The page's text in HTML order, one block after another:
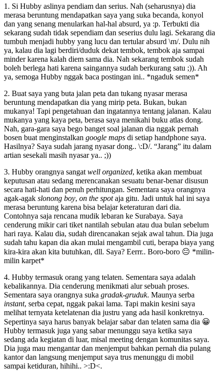
1. Si Hubby aslinya pendiam dan serius. Nah (seharusnya) dia
merasa beruntung mendapatkan saya yang suka becanda, konyol
dan yang senang menularkan hal-hal absurd, ya :p. Terbukti dia
sekarang sudah tidak sependiam dan seserius dulu lagi. Sekarang dia
tumbuh menjadi hubby yang lucu dan tertular absurd \m/. Dulu nih
ya, kalau dia lagi berdiri/duduk dekat tembok, tembok aja sampai
minder karena kalah diem sama dia. Nah sekarang tembok sudah
boleh berlega hati karena saingannya sudah berkurang satu ;)). Ah
ya, semoga Hubby nggak baca postingan ini.. *ngaduk semen*
2. Buat saya yang buta jalan peta dan tukang nyasar merasa
beruntung mendapatkan dia yang mirip peta. Bukan, bukan
mukanya! Tapi pengetahuan dan ingatannya tentang jalanan. Kalau
mukanya yang kaya peta, berasa saya menikahi buku atlas dong.
Nah, gara-gara saya bego banget soal jalanan dia nggak pernah
bosen buat menginstalkan google maps di setiap handphone saya.
Hasilnya? Saya sudah jarang nyasar dong.. \:D/. “Jarang” itu dalam
artian sesekali masih nyasar ya.. ;))
3. Hubby orangnya sangatwell organized, ketika akan membuat
keputusan atau sedang merencanakan sesuatu benar-benar disusun
secara hati-hati dan penuh perhitungan. Sementara saya orangnya
agak-agak slonong boy, on the spotaja gitu. Jadi untuk hal ini saya
merasa beruntung karena bisa belajar keteraturan dari dia.
Contohnya saja rencana mudik lebaran ke Surabaya. Saya
cenderung mikir cari tiket nantilah sebulan atau dua bulan sebelum
hari raya. Kalau dia, sudah direncanakan sejak awal tahun. Dia juga
sudah tahu kapan dia akan mulai mengambil cuti, berapa biaya yang
kira-kira akan kita butuhkan, dll. Saya? Eerrr.. Boro-boro 😐 *milin-
milin karpet*
4. Hubby termasuk orang yang telaten. Sementara saya adalah
kebalikannya. Dia cenderung menikmati alur sebuah proses.
Sementara saya orangnya suka gradak-gruduk. Maunya serba
instant, serba cepat, nggak pakai lama. Tapi makin kesini saya
melihat ternyata ketelatenan dia justru yang ada hasil konkretnya.
Sepertinya saya harus banyak belajar sabar dan telaten sama dia 😀
Hubby termasuk juga yang sabar menunggu saya ketika saya
sedang ada kegiatan di luar, misal meeting dengan komunitas saya.
Dia juga mau mengantar dan menjemput bahkan pernah dia pulang
kantor dan langsung menjemput saya trus menunggu di mobil
sampai ketiduran, hihihi.. >:D<.